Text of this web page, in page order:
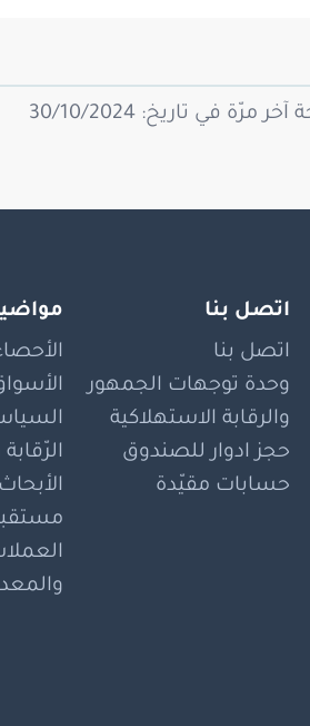
في تاريخ: 30/10/2024
اتصل بنا
اتصل بنا
وحدة توجهات الجمهور
والرقابة الاستهلاكية
حجز ادوار للصندوق
حسابات مقيّدة